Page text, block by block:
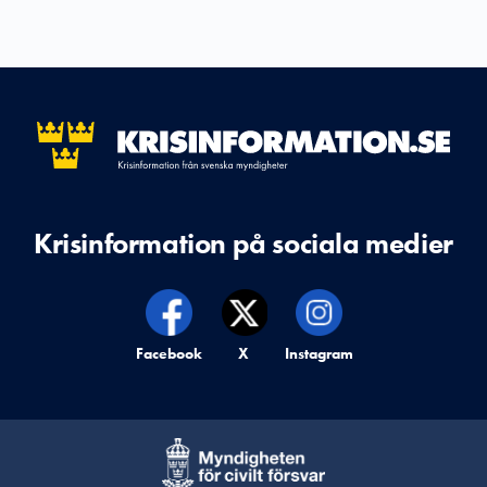
Krisinformation på sociala medier
Krisinformation på,
Facebook Krisinformation på,
X Krisinformation på,
Instagram